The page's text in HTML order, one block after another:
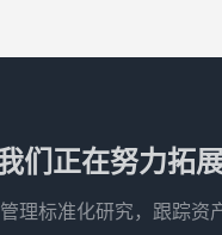
们正在努力拓
理标准化研究，跟踪资